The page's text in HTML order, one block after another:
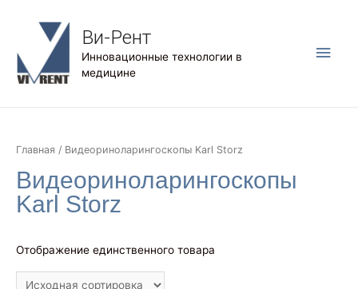
Ви-Рент
Инновационные технологии в
медицине
Главная / Видеориноларингоскопы Karl Storz
Видеориноларингоскопы
Karl Storz
Отображение единственного товара